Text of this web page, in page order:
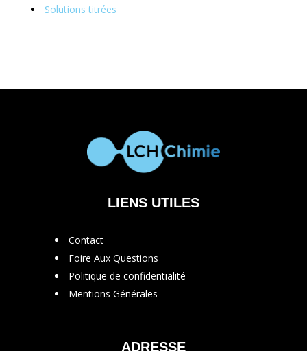
Solutions titrées
LIENS UTILES
Contact
Foire Aux Questions
Politique de confidentialité
Mentions Générales
ADRESSE